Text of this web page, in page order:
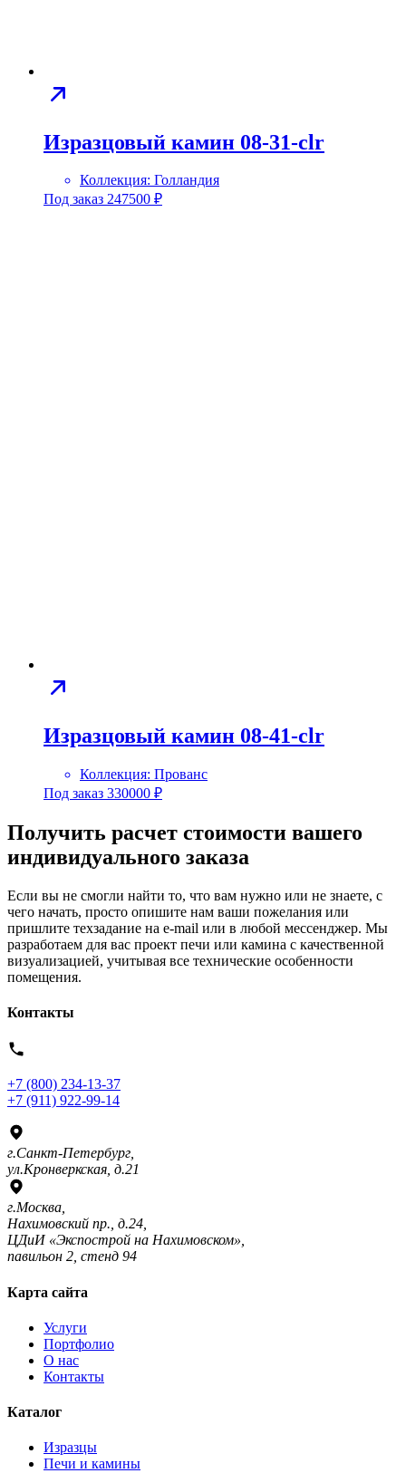
Изразцовый камин 08-31-clr
Коллекция: Голландия
Под заказ 247500 ₽
Изразцовый камин 08-41-clr
Коллекция: Прованс
Под заказ 330000 ₽
Получить расчет стоимости вашего
индивидуального заказа
Если вы не смогли найти то, что вам нужно или не знаете, с
чего начать, просто опишите нам ваши пожелания или
пришлите техзадание на e-mail или в любой мессенджер. Мы
разработаем для вас проект печи или камина с качественной
визуализацией, учитывая все технические особенности
помещения.
Контакты
+7 (800) 234-13-37
+7 (911) 922-99-14
г.Санкт-Петербург,
ул.Кронверкская, д.21
г.Москва,
Нахимовский пр., д.24,
ЦДиИ «Экспострой на Нахимовском»,
павильон 2, стенд 94
Карта сайта
Услуги
Портфолио
О нас
Контакты
Каталог
Изразцы
Печи и камины